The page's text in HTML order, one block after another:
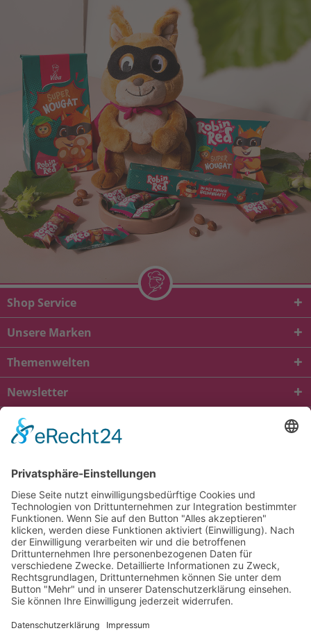
Shop Service
Unsere Marken
Themenwelten
Newsletter
* Alle Preise inkl. gesetzl. Mehrwertsteuer zzgl.
und ggf.
Nachnahmegebühren, wenn nicht anders beschrieben
viba.de
4.90von5.00bei1685
Kontakt Versandkosten und Lieferung
Zahlungsarten
FAQ – Häufig gestellte Fragen
Mein Konto
Allgemeine Geschäftsbedingungen
Datenschutz
Impressum
Barrierefreiheit
Cookie-Einstellungen
Widerrufsbelehrung
Vertrag widerrufen